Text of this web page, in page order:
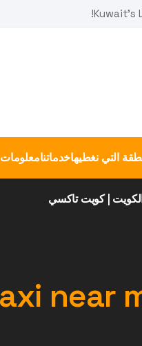
Kuwait's
التي نغطيهاخدماتنا
| كويت تاكسي
near